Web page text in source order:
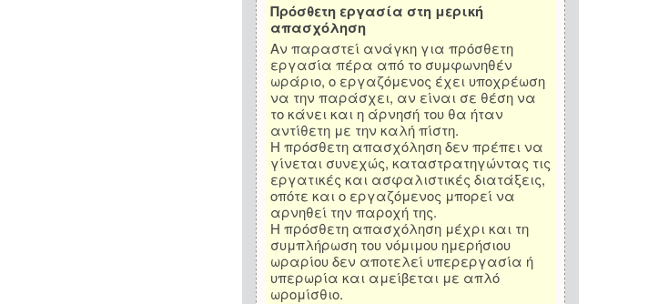
Πρόσθετη εργασία στη μερική
απασχόληση
Αν παραστεί ανάγκη για πρόσθετη
εργασία πέρα από το συμφωνηθέν
ωράριο, ο εργαζόμενος έχει υποχρέωση
να την παράσχει, αν είναι σε θέση να
το κάνει και η άρνησή του θα ήταν
αντίθετη με την καλή πίστη.
Η πρόσθετη απασχόληση δεν πρέπει να
γίνεται συνεχώς, καταστρατηγώντας τις
εργατικές και ασφαλιστικές διατάξεις,
οπότε και ο εργαζόμενος μπορεί να
αρνηθεί την παροχή της.
Η πρόσθετη απασχόληση μέχρι και τη
συμπλήρωση του νόμιμου ημερήσιου
ωραρίου δεν αποτελεί υπερεργασία ή
υπερωρία και αμείβεται με απλό
ωρομίσθιο.